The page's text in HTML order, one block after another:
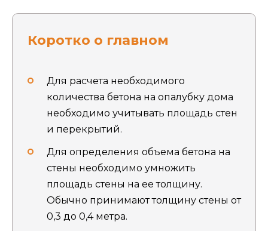
Коротко о главном
Для расчета необходимого
количества бетона на опалубку дома
необходимо учитывать площадь стен
и перекрытий.
Для определения объема бетона на
стены необходимо умножить
площадь стены на ее толщину.
Обычно принимают толщину стены от
0,3 до 0,4 метра.